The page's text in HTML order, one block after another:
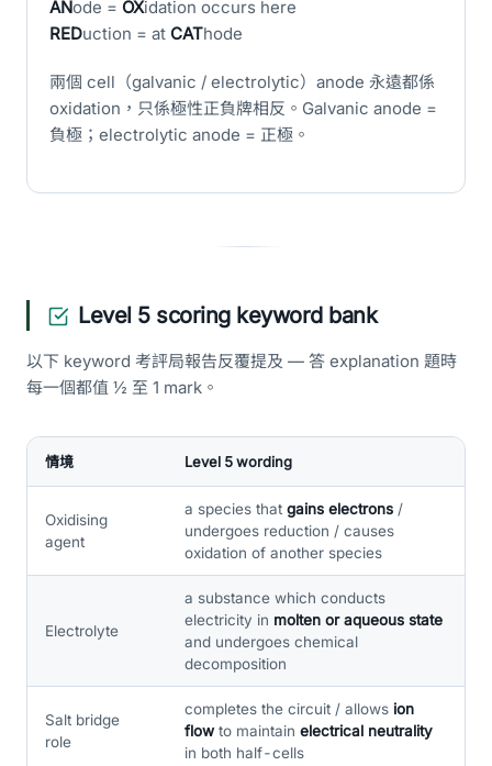
ANode = OXidation occurs here
REDuction = at CAThode
兩個 cell（galvanic / electrolytic）anode 永遠都係
oxidation，只係極性正負牌相反。Galvanic anode =
負極；electrolytic anode = 正極。
Level 5 scoring keyword bank
以下 keyword 考評局報告反覆提及 — 答 explanation 題時
每一個都值 ½ 至 1 mark。
情境 Level 5 wording
Oxidising
agent
a species that gains electrons /
undergoes reduction / causes
oxidation of another species
Electrolyte
a substance which conducts
electricity in molten or aqueous state
and undergoes chemical
decomposition
Salt bridge
role
completes the circuit / allows ion
flowto maintain electrical neutrality
in both half-cells